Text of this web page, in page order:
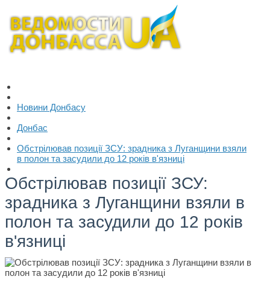
Новини Донбасу
Донбас
Обстрілював позиції ЗСУ: зрадника з Луганщини взяли
в полон та засудили до 12 років в'язниці
Обстрілював позиції ЗСУ:
зрадника з Луганщини взяли в
полон та засудили до 12 років
в'язниці